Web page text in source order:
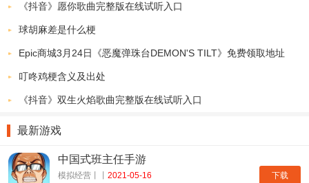
《抖音》愿你歌曲完整版在线试听入口
球胡麻差是什么梗
Epic商城3月24日《恶魔弹珠台DEMON'S TILT》免费领取地址
叮咚鸡梗含义及出处
《抖音》双生火焰歌曲完整版在线试听入口
最新游戏
下载
中国式班主任手游
模拟经营丨丨 2021-05-16